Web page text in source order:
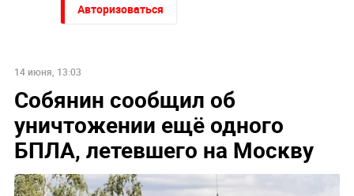
Авторизоваться
14 июня, 13:03
Собянин сообщил об
уничтожении ещё одного
БПЛА, летевшего на Москву